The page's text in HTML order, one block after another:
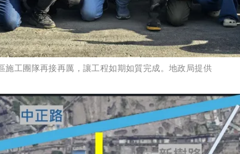
施工團隊再接再厲，讓工程如期如質完成。地政局提供